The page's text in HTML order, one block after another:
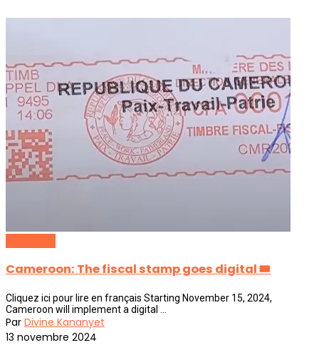
Cameroon: The fiscal stamp goes digital 🎟️
Cliquez ici pour lire en français Starting November 15, 2024,
Cameroon will implement a digital ...
Par Divine Kananyet
13 novembre 2024